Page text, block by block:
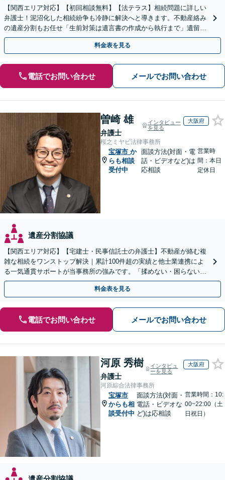
【関西エリア対応】【初回相談無料】【法テラス】相続問題に詳しい
弁護士！泥沼化した相続紛争も冷静に解決へと導きます。不動産絡み
の遺産分割もお任せ「生前対策は遺言書の作成から執行まで」遺留分
侵害額請求に詳しい【夜間・休日面談】【電話相談可】
料金表を見る
電話でお問い合わせ メールでお問い合わせ
曽崎 雄
弁護士
インタビュー
を見る
大阪府
桜之ミヤビ法律事務所
宝塚市 か
らも相談
受付中
面談方法(対面・電
話・ビデオなど)は
応相談
営業時
間：本日
定休日
遺産分割協議
【関西エリア対応】【宅建士・民事信託士の弁護士】不動産が絡む複
雑な相続をワンストップ解決｜累計100件超の実績と他士業連携によ
る一気通貫サポートが当事務所の強みです。「揉めない・困らない相
続」を形にします。
料金表を見る
電話でお問い合わせ メールでお問い合わせ
河原 秀樹
弁護士
インタビュ
ーを見る
大阪府
河原綜合法律事務所
宝塚市
からも相
談受付中
面談方法(対面・
電話・ビデオな
ど)は応相談
営業時間：10:
00~22:00（土
日祝日）